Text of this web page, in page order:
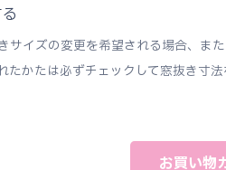
サイズの変更を希望される場合、ま
たかたは必ずチェックして窓抜き寸
お買い物